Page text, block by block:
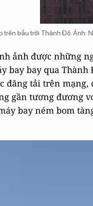
trên bầu trời Thành Đô. Ảnh:
ảnh được những
bay bay qua
đăng tải trên
gần tương đương
bay ném bom